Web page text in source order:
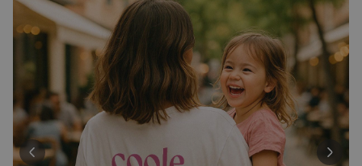
Personaliseerbaar
Gepersonaliseerde boxershort
met gezicht en tekst
Meer dan
11.600keer
gekocht
29,99 €
Personaliseerbaar
Gepersonaliseerde boxershort
met rits ontwerp
Meer dan
gekocht
29,99 €